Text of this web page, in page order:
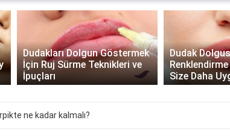
Dudakları Dolgun Göstermek
İçin Ruj Sürme Teknikleri ve
İpuçları
Dudak
Size Daha
ne kadar kalmalı?